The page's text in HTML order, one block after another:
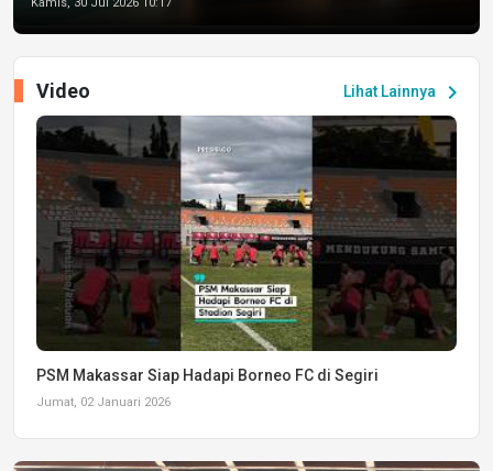
Lihat Lainnya chevron_right
Video
PSM Makassar Siap Hadapi Borneo FC di Segiri
Jumat, 02 Januari 2026